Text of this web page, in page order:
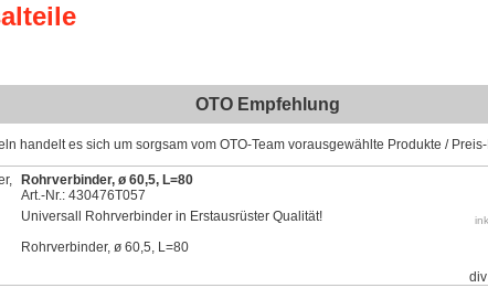
OTO Empfehlung
handelt es sich um sorgsam vom OTO-Team vorausgewählte Produkte /
Rohrverbinder, ø 60,5, L=80
Art.-Nr.: 430476T057
Universall Rohrverbinder in Erstausrüster Qualität!
Rohrverbinder, ø 60,5, L=80